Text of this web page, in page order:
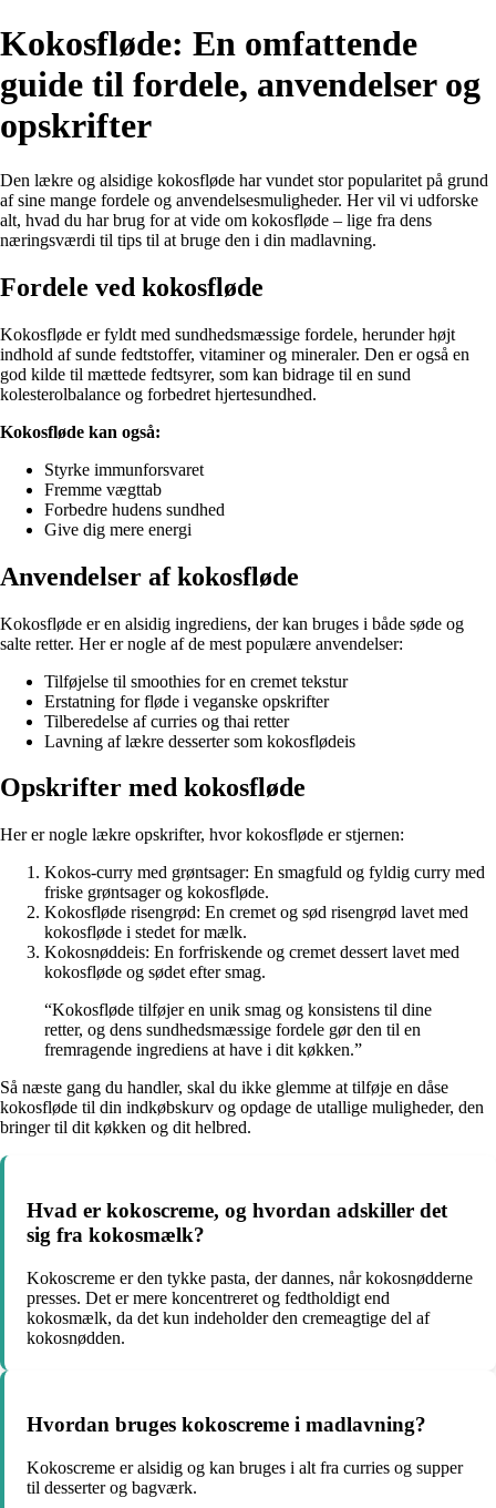
Kokosfløde: En omfattende
guide til fordele, anvendelser og
opskrifter
Den lækre og alsidige kokosfløde har vundet stor popularitet på grund
af sine mange fordele og anvendelsesmuligheder. Her vil vi udforske
alt, hvad du har brug for at vide om kokosfløde – lige fra dens
næringsværdi til tips til at bruge den i din madlavning.
Fordele ved kokosfløde
Kokosfløde er fyldt med sundhedsmæssige fordele, herunder højt
indhold af sunde fedtstoffer, vitaminer og mineraler. Den er også en
god kilde til mættede fedtsyrer, som kan bidrage til en sund
kolesterolbalance og forbedret hjertesundhed.
Kokosfløde kan også:
Styrke immunforsvaret
Fremme vægttab
Forbedre hudens sundhed
Give dig mere energi
Anvendelser af kokosfløde
Kokosfløde er en alsidig ingrediens, der kan bruges i både søde og
salte retter. Her er nogle af de mest populære anvendelser:
Tilføjelse til smoothies for en cremet tekstur
Erstatning for fløde i veganske opskrifter
Tilberedelse af curries og thai retter
Lavning af lækre desserter som kokosflødeis
Opskrifter med kokosfløde
Her er nogle lækre opskrifter, hvor kokosfløde er stjernen:
Kokos-curry med grøntsager: En smagfuld og fyldig curry med
friske grøntsager og kokosfløde.
Kokosfløde risengrød: En cremet og sød risengrød lavet med
kokosfløde i stedet for mælk.
Kokosnøddeis: En forfriskende og cremet dessert lavet med
kokosfløde og sødet efter smag.
“Kokosfløde tilføjer en unik smag og konsistens til dine
retter, og dens sundhedsmæssige fordele gør den til en
fremragende ingrediens at have i dit køkken.”
Så næste gang du handler, skal du ikke glemme at tilføje en dåse
kokosfløde til din indkøbskurv og opdage de utallige muligheder, den
bringer til dit køkken og dit helbred.
Hvad er kokoscreme, og hvordan adskiller det
sig fra kokosmælk?
Kokoscreme er den tykke pasta, der dannes, når kokosnødderne
presses. Det er mere koncentreret og fedtholdigt end
kokosmælk, da det kun indeholder den cremeagtige del af
kokosnødden.
Hvordan bruges kokoscreme i madlavning?
Kokoscreme er alsidig og kan bruges i alt fra curries og supper
til desserter og bagværk.